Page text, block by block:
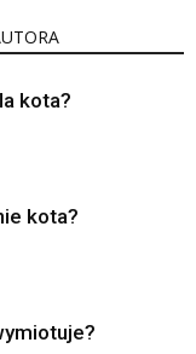
kota?
kota?